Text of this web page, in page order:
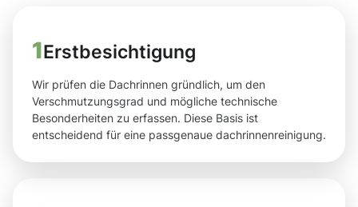
1Erstbesichtigung
Wir prüfen die Dachrinnen gründlich, um den
Verschmutzungsgrad und mögliche technische
Besonderheiten zu erfassen. Diese Basis ist
entscheidend für eine passgenaue dachrinnenreinigung.